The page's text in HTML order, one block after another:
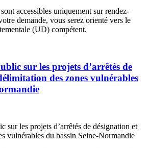
accessibles uniquement sur rendez-
demande, vous serez orienté vers le
(UD) compétent.
sur les projets d’arrêtés de
des zones vulnérables